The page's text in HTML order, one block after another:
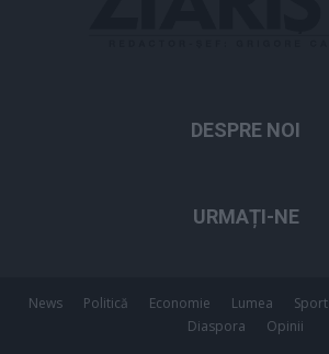
DESPRE NOI
URMAȚI-NE
News Politică Economie Lumea Sport
Diaspora
Opinii